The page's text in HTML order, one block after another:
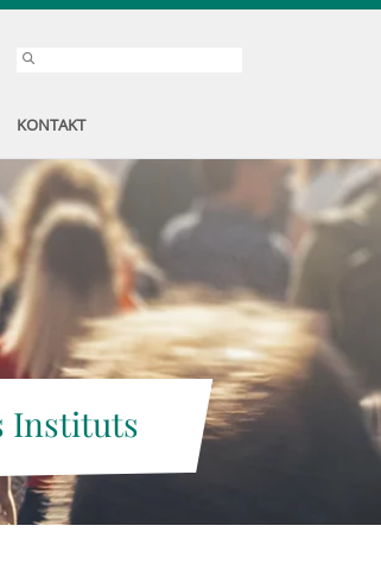
KONTAKT
Instituts